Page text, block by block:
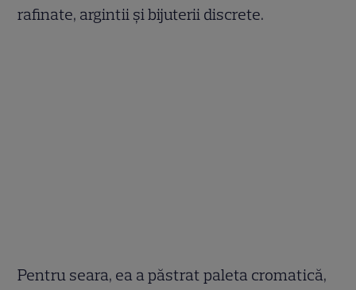
rafinate, argintii şi bijuterii discrete.
Pentru seara, ea a păstrat paleta cromatică,